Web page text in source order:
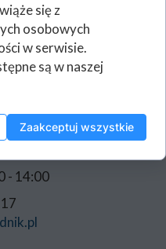
- 14:00
się z
osobowych
w serwisie.
są w naszej
Zaakceptuj wszystkie